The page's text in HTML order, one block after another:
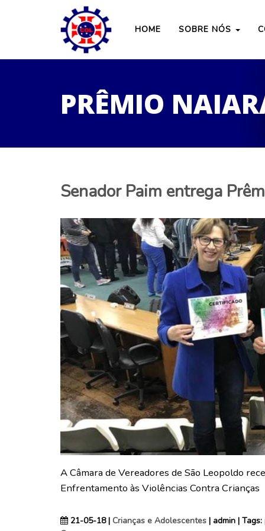
HOME SOBRE NÓS
PRÊMIO
Senador Paim entrega
A Câmara de Vereadores de São Leopoldo
Enfrentamento às Violências Contra Crianças
21-05-18 | Crianças e Adolescentes | admin | Tags: